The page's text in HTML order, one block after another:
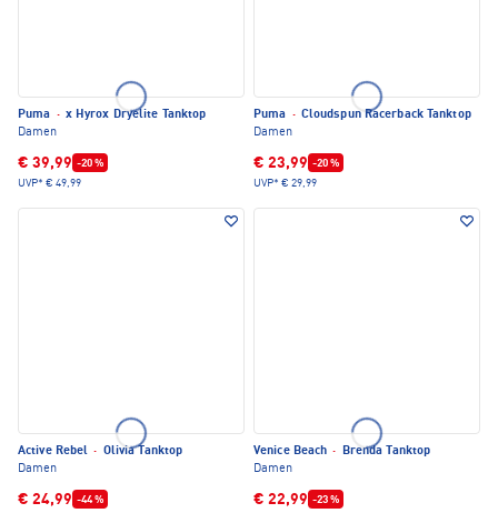
Puma · x Hyrox Dryelite Tanktop
Damen
€ 39,99 -20 %
UVP* € 49,99
Puma · Cloudspun Racerback Tanktop
Damen
€ 23,99 -20 %
UVP* € 29,99
Active Rebel · Olivia Tanktop
Damen
€ 24,99 -44 %
Venice Beach ·
Brenda Tanktop
Damen
€ 22,99 -23 %